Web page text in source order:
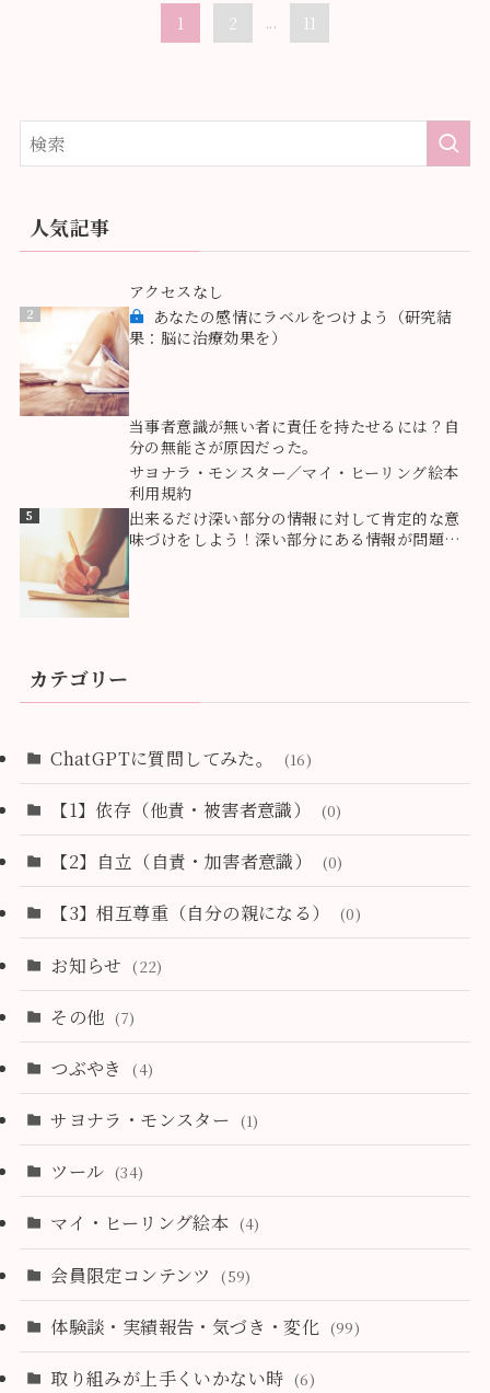
1 2 ... 11
人気記事
アクセスなし
2
あなたの感情にラベルをつけよう（研究結
果：脳に治療効果を）
当事者意識が無い者に責任を持たせるには？自
分の無能さが原因だった。
サヨナラ・モンスター／マイ・ヒーリング絵本
利用規約
5
出来るだけ深い部分の情報に対して肯定的な意
味づけをしよう！深い部分にある情報が問題を
創っている！
カテゴリー
ChatGPTに質問してみた。 (16)
【1】依存（他責・被害者意識） (0)
【2】自立（自責・加害者意識） (0)
【3】相互尊重（自分の親になる） (0)
お知らせ (22)
その他 (7)
つぶやき (4)
サヨナラ・モンスター (1)
ツール (34)
マイ・ヒーリング絵本 (4)
会員限定コンテンツ (59)
体験談・実績報告・気づき・変化 (99)
取り組みが上手くいかない時 (6)